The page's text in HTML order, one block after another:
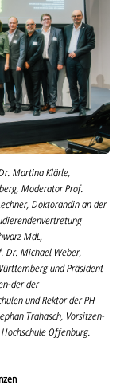
Martina Klärle,
Moderator Prof.
Doktorandin an der
MdL,
Dr. Michael Weber,
und Präsident
der der
und Rektor der PH
Trahasch, Vorsitzen-
Offenburg.